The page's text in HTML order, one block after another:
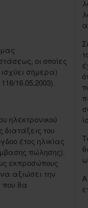
οι οποίες
σήμερα)
16.05.2003).
ηλεκτρονικού
του
έτος ηλικίας
πώλησης).
εκπροσώπους
αξιώσει την
που θα